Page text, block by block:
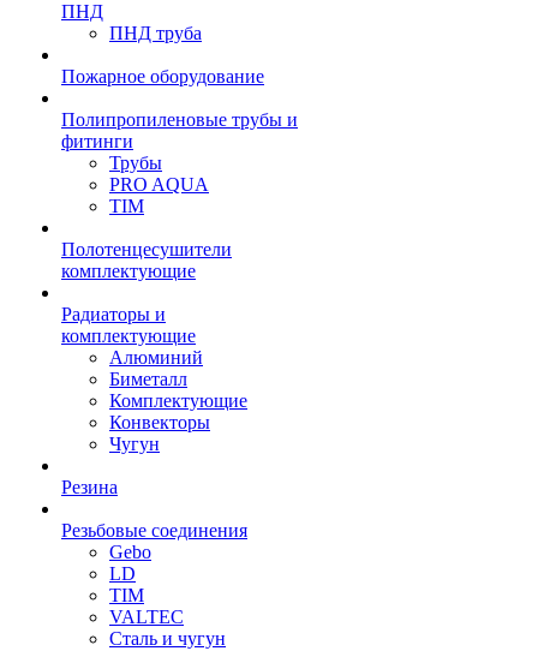
ПНД
ПНД труба
Пожарное оборудование
Полипропиленовые трубы и
фитинги
Трубы
PRO AQUA
TIM
Полотенцесушители
комплектующие
Радиаторы и
комплектующие
Алюминий
Биметалл
Комплектующие
Конвекторы
Чугун
Резина
Резьбовые соединения
Gebo
LD
TIM
VALTEC
Сталь и чугун